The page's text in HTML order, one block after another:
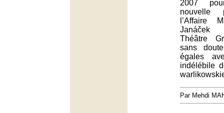
2007
nouvelle
l’Affaire
Janáček
Théâtre
sans
égales
indélébile
Par Mehdi